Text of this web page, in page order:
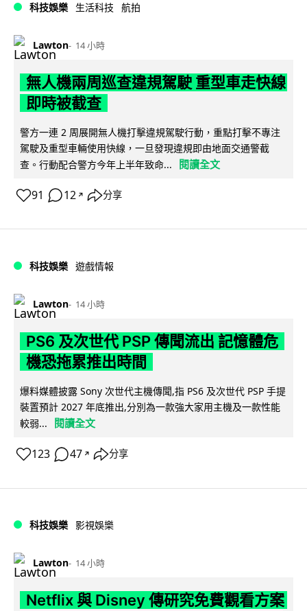
科技娛樂 生活科技 航拍
Lawton 14 小時
無人機兩周巡查違規駕駛 重型車走快線
即時被截查
警方一連 2 周展開無人機打擊違規駕駛行動，重點打擊不專注
駕駛及重型車輛使用快線，一旦發現違規即由地面交通警截
查。行動配合警方今年上半年致命...
閱讀全文
91 12 ↗ 分享
科技娛樂 遊戲情報
Lawton 14 小時
PS6 及次世代 PSP 傳聞流出 記憶體危
機恐拖累推出時間
爆料媒體披露 Sony 次世代主機傳聞,指 PS6 及次世代 PSP 手提
裝置預計 2027 年底推出,分別為一款強大家用主機及一款性能
較弱...
閱讀全文
123 47 ↗ 分享
科技娛樂 影視娛樂
Lawton 14 小時
Netflix 與 Disney 傳研究免費觀看方案